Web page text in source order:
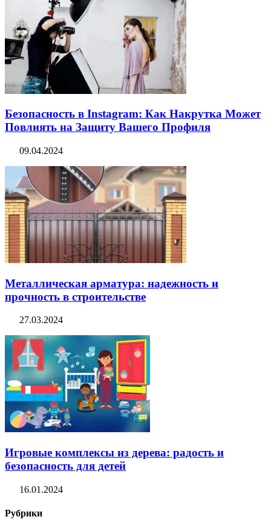
Безопасность в Instagram: Как Накрутка Может
Повлиять на Защиту Вашего Профиля
09.04.2024
Металлическая арматура: надежность и
прочность в строительстве
27.03.2024
Игровые комплексы из дерева: радость и
безопасность для детей
16.01.2024
Рубрики